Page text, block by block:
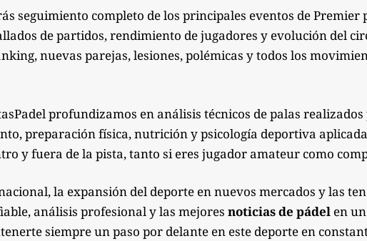
seguimiento completo de los principales eventos de Premier
de partidos, rendimiento de jugadores y evolución del
nuevas parejas, lesiones, polémicas y todos los
profundizamos en análisis técnicos de palas
preparación física, nutrición y psicología deportiva
y fuera de la pista, tanto si eres jugador amateur como
la expansión del deporte en nuevos mercados y las
análisis profesional y las mejores noticias de pádel en
siempre un paso por delante en este deporte en